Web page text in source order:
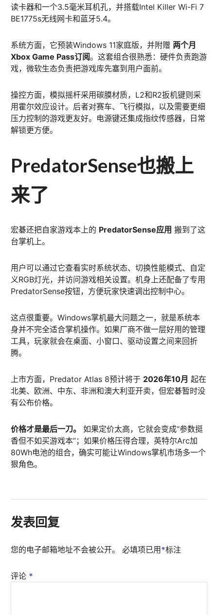
读卡器和一个3.5毫米耳机孔，并搭载Intel Killer Wi-Fi 7
BE1775s无线网卡和蓝牙5.4。
系统方面，它预装Windows 11家庭版，并附赠 两个月
Xbox Game Pass订阅。这套组合很熟悉：硬件负责跑游
戏，微软生态负责把游戏库先塞到用户面前。
操控方面，模拟摇杆采用碳膜材质，L2和R2扳机键则采
用霍尔效应设计。后者对赛车、飞行模拟，以及需要更细
压力控制的游戏更友好。电源键还集成指纹传感器，日常
解锁更方便。
PredatorSense也搬上
来了
宏碁还把自家游戏本上的 PredatorSense应用 搬到了这
台掌机上。
用户可以通过它查看实时系统状态、切换性能模式、自定
义RGB灯光，并访问游戏相关设置。机身上还配备了专用
PredatorSense按钮，方便玩家快速调出控制中心。
这点很重要。Windows掌机最大问题之一，就是系统本
身并不完全适合掌机操作。如果厂商不做一层好用的管理
工具，玩家就会在桌面、小窗口、驱动设置之间来回折
腾。
上市方面，Predator Atlas 8预计将于 2026年10月 起在
北美、欧洲、中东、非洲和澳大利亚开卖，但宏碁暂时没
有公布价格。
价格才是最后一刀。
如果定价太高，它就会变成“参数挺
香但不如买游戏本”；如果价格压得合理，英特尔Arc加
80Wh电池的组合，确实可能让Windows掌机市场多一个
狠角色。
发表回复
您的电子邮箱地址不会被公开。 必填项已用 *标注
评论 *